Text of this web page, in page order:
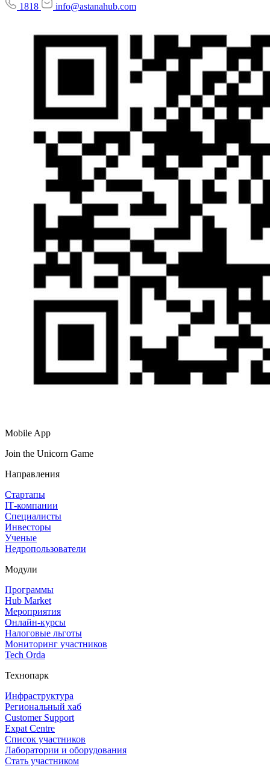
1818 info@astanahub.com
Mobile App
Join the Unicorn Game
Направления
Стартапы
IT‑компании
Специалисты
Инвесторы
Ученые
Недропользователи
Модули
Программы
Hub Market
Мероприятия
Онлайн‑курсы
Налоговые льготы
Мониторинг участников
Tech Orda
Технопарк
Инфраструктура
Региональный хаб
Customer Support
Expat Centre
Список участников
Лаборатории и оборудования
Стать участником